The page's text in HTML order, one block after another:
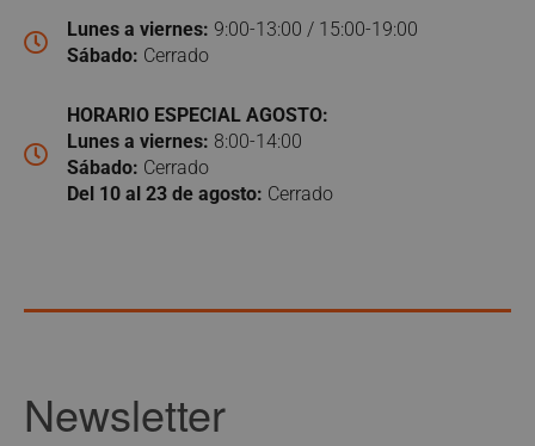
Lunes a viernes: 9:00-13:00 / 15:00-19:00
Sábado: Cerrado
HORARIO ESPECIAL AGOSTO:
Lunes a viernes: 8:00-14:00
Sábado: Cerrado
Del 10 al 23 de agosto: Cerrado
Newsletter